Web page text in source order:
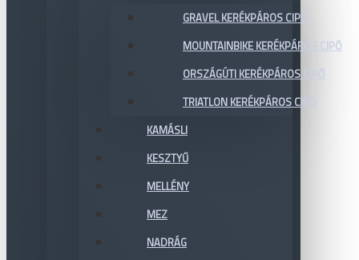
GRAVEL KERÉKPÁROS CIPŐ
MOUNTAINBIKE KERÉKPÁROS CIPŐ
ORSZÁGÚTI KERÉKPÁROS CIPŐ
TRIATLON KERÉKPÁROS CIPŐ
KAMÁSLI
KESZTYŰ
MELLÉNY
MEZ
NADRÁG